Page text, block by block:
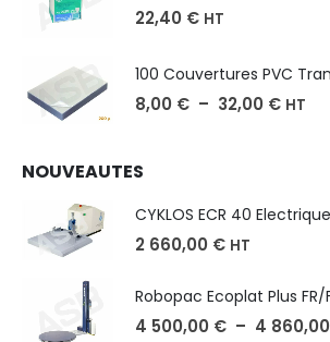
22,40 € HT
8,00 € – 32,00 € HT
NOUVEAUTES
2 660,00 € HT
4 500,00 € – 4 860,00